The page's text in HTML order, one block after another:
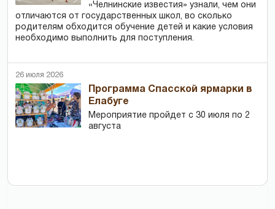
«Челнинские известия» узнали, чем они
отличаются от государственных школ, во сколько
родителям обходится обучение детей и какие условия
необходимо выполнить для поступления.
26 июля 2026
Программа Спасской ярмарки в
Елабуге
Мероприятие пройдет с 30 июля по 2
августа